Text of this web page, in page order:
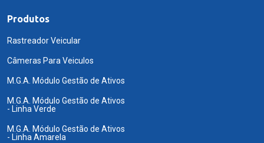
Produtos
Rastreador Veicular
Câmeras Para Veiculos
M.G.A. Módulo Gestão de Ativos
M.G.A. Módulo Gestão de Ativos
- Linha Verde
M.G.A. Módulo Gestão de Ativos
- Linha Amarela